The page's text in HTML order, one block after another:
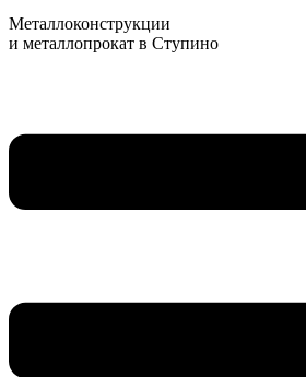
Металлоконструкции
и металлопрокат в Ступино